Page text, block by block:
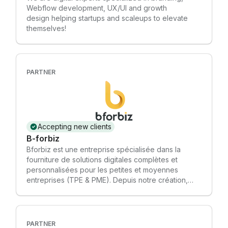
Webflow development, UX/UI and growth
design helping startups and scaleups to elevate
themselves!
PARTNER
Accepting new clients
B-forbiz
Bforbiz est une entreprise spécialisée dans la
fourniture de solutions digitales complètes et
personnalisées pour les petites et moyennes
entreprises (TPE & PME). Depuis notre création,
efficaces pour développer leur présence en ligne.
PARTNER